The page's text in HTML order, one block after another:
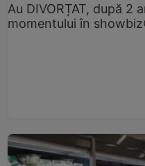
Au DIVORȚAT, după 2
momentului în